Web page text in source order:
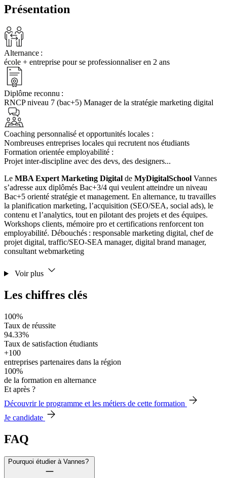
Présentation
Alternance :
école + entreprise pour se professionnaliser en 2 ans
Diplôme reconnu :
RNCP niveau 7 (bac+5) Manager de la stratégie marketing digital
Coaching personnalisé et opportunités locales :
Nombreuses entreprises locales qui recrutent nos étudiants
Formation orientée employabilité :
Projet inter-discipline avec des devs, des designers...
Le MBA Expert Marketing Digital de MyDigitalSchool Vannes
s’adresse aux diplômés Bac+3/4 qui veulent atteindre un niveau
Bac+5 orienté stratégie et management. En alternance, tu travailles
la planification marketing, l’acquisition (SEO/SEA, social ads), le
contenu et l’analytics, tout en pilotant des projets et des équipes.
Workshops clients, mémoire pro et certifications renforcent ton
employabilité. Débouchés : responsable marketing digital, chef de
projet digital, traffic/SEO‑SEA manager, digital brand manager,
consultant webmarketing
Voir plus
Les chiffres clés
100%
Taux de réussite
94.33%
Taux de satisfaction étudiants
+100
entreprises partenaires dans la région
100%
de la formation en alternance
Et après ?
Découvrir le programme et les métiers de cette formation
Je candidate
FAQ
Pourquoi étudier à Vannes?